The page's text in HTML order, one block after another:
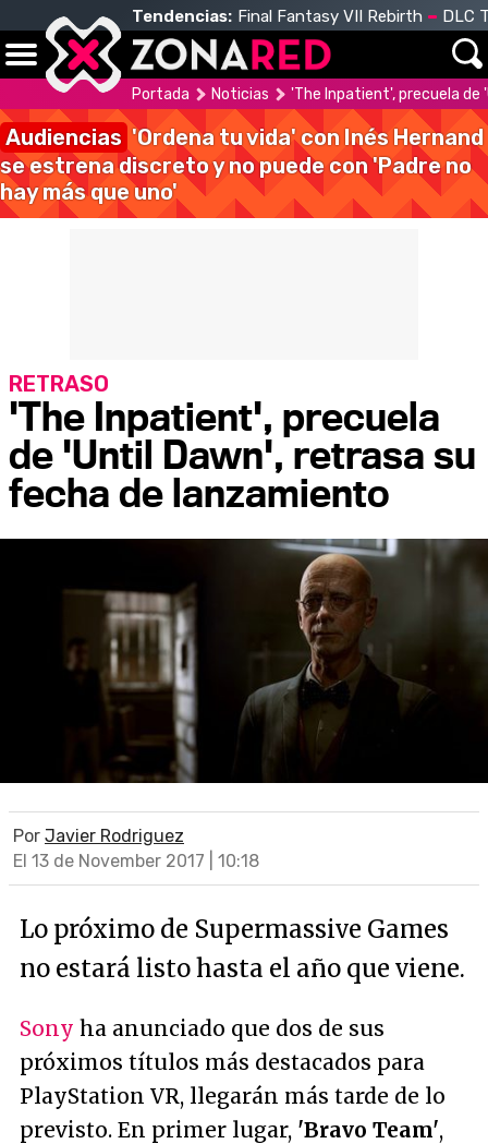
Tendencias: Final Fantasy VII Rebirth DLC
Portada Noticias 'The Inpatient', precuela
Audiencias 'Ordena tu vida' con Inés Hernand
se estrena discreto y no puede con 'Padre no
hay más que uno'
'The Inpatient', precuela
de 'Until Dawn', retrasa su
fecha de lanzamiento
RETRASO
Por Javier Rodriguez
El 13 de November 2017 | 10:18
Lo próximo de Supermassive Games
no estará listo hasta el año que viene.
Sony ha anunciado que dos de sus
próximos títulos más destacados para
PlayStation VR, llegarán más tarde de lo
previsto. En primer lugar, 'Bravo Team',